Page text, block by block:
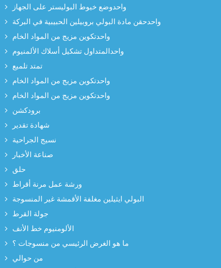
واحدوضع خيوط البوليستر على الجهاز
واحدحقن مادة البولي بروبيلين الحبيبية في البركة
واحدتكوين مزيج من المواد الخام
واحدالمتداول تشكيل أسلاك الألمنيوم
تمتد تلميع
واحدتكوين مزيج من المواد الخام
واحدتكوين مزيج من المواد الخام
برودكشن
شهادة تقدير
نسيج الجراحية
صناعة الأخبار
حلق
ورشة عمل مرنة أقراط
البولي ايثيلين مغلفة الأقمشة غير المنسوجة
جولة القرط
الألومنيوم خط الأنف
ما هو الغرض الرئيسي من منسوجات ؟
من حوالي